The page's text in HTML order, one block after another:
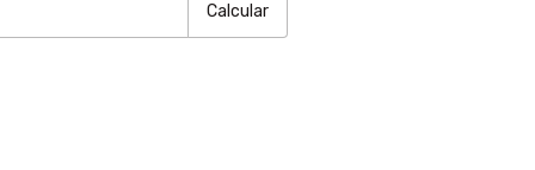
Calcular